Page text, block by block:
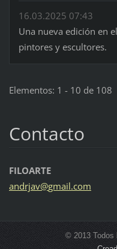
16.03.2025 07:43
Una nueva edición en
pintores y escultores.
Elementos: 1 - 10 de 108
Contacto
FILOARTE
andrjav@gmail.com
© 2013 Todos